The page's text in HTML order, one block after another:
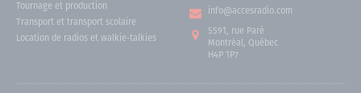
Tournage et production
Transport et transport scolaire
Location de radios et walkie-talkies
info@accesradio.com
5591, rue Paré
Montréal, Québec
H4P 1P7